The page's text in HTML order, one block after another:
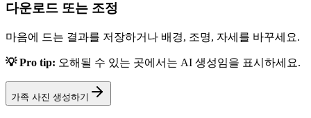
다운로드 또는 조정
마음에 드는 결과를 저장하거나 배경, 조명, 자세를 바꾸세요.
💡 Pro tip: 오해될 수 있는 곳에서는 AI 생성임을 표시하세요.
가족 사진 생성하기